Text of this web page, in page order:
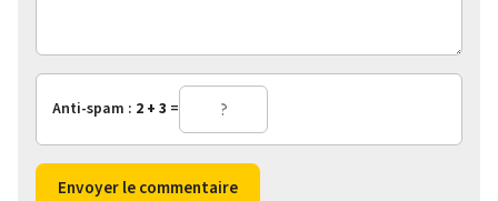
Anti-spam : 2 + 3 =
Envoyer le commentaire